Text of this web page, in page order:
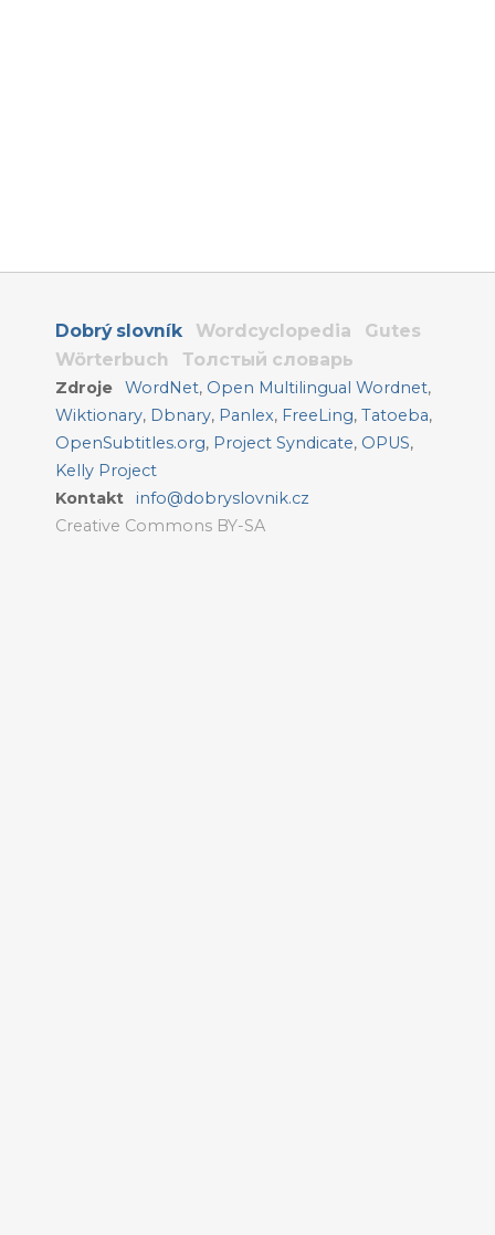
Dobrý slovník Wordcyclopedia
Gutes
Wörterbuch
Толстый словарь
Zdroje WordNet, Open Multilingual Wordnet,
Wiktionary, Dbnary, Panlex, FreeLing, Tatoeba,
OpenSubtitles.org, Project Syndicate, OPUS,
Kelly Project
Kontakt
info@dobryslovnik.cz
Creative Commons BY-SA